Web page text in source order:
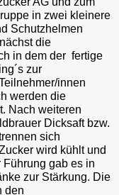
in zwei kleinere
Schutzhelmen
die
in dem der fertige
zur
innen
werden die
Nach weiteren
Dicksaft bzw.
sich
wird kühlt und
gab es in
zur Stärkung. Die
den